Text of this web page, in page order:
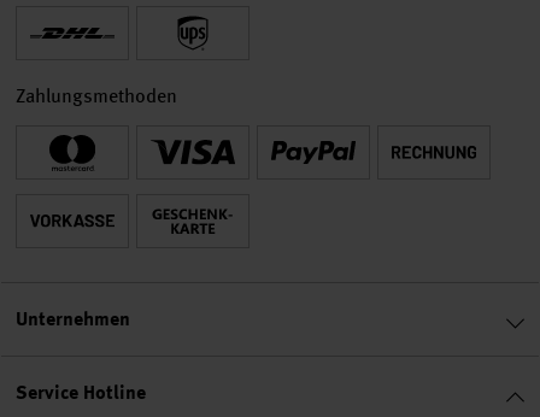
Service Hotline
Zahlungsmethoden
Unternehmen